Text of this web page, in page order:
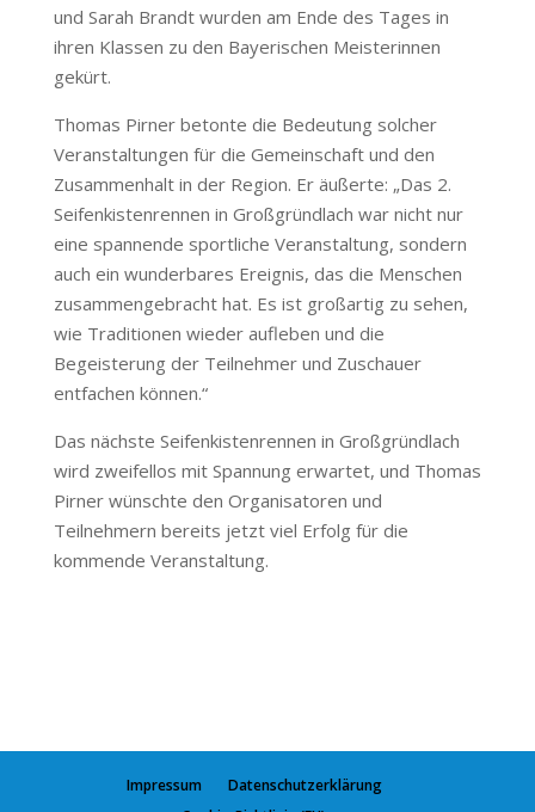
und Sarah Brandt wurden am Ende des Tages in
ihren Klassen zu den Bayerischen Meisterinnen
gekürt.
Thomas Pirner betonte die Bedeutung solcher
Veranstaltungen für die Gemeinschaft und den
Zusammenhalt in der Region. Er äußerte: „Das 2.
Seifenkistenrennen in Großgründlach war nicht nur
eine spannende sportliche Veranstaltung, sondern
auch ein wunderbares Ereignis, das die Menschen
zusammengebracht hat. Es ist großartig zu sehen,
wie Traditionen wieder aufleben und die
Begeisterung der Teilnehmer und Zuschauer
entfachen können.“
Das nächste Seifenkistenrennen in Großgründlach
wird zweifellos mit Spannung erwartet, und Thomas
Pirner wünschte den Organisatoren und
Teilnehmern bereits jetzt viel Erfolg für die
kommende Veranstaltung.
Impressum
Datenschutzerklärung